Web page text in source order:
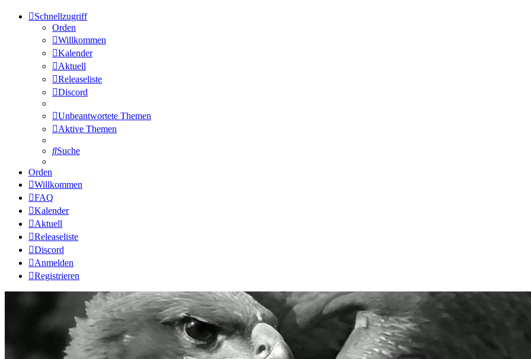
Schnellzugriff
Orden
Willkommen
Kalender
Aktuell
Releaseliste
Discord
Unbeantwortete Themen
Aktive Themen
Suche
Orden
Willkommen
FAQ
Kalender
Aktuell
Releaseliste
Discord
Anmelden
Registrieren